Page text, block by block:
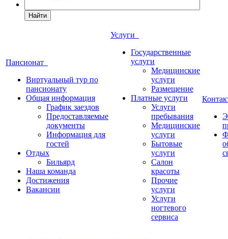
Найти
Пансионат
Виртуальный тур по
пансионату
Общая информация
График заездов
Предоставляемые
документы
Информация для
гостей
Отдых
Бильярд
Наша команда
Достижения
Вакансии
Услуги
Государственные
услуги
Медицинские
услуги
Размещение
Платные услуги
Услуги
пребывания
Медицинские
услуги
Бытовые
услуги
Салон
красоты
Прочие
услуги
Услуги
ногтевого
сервиса